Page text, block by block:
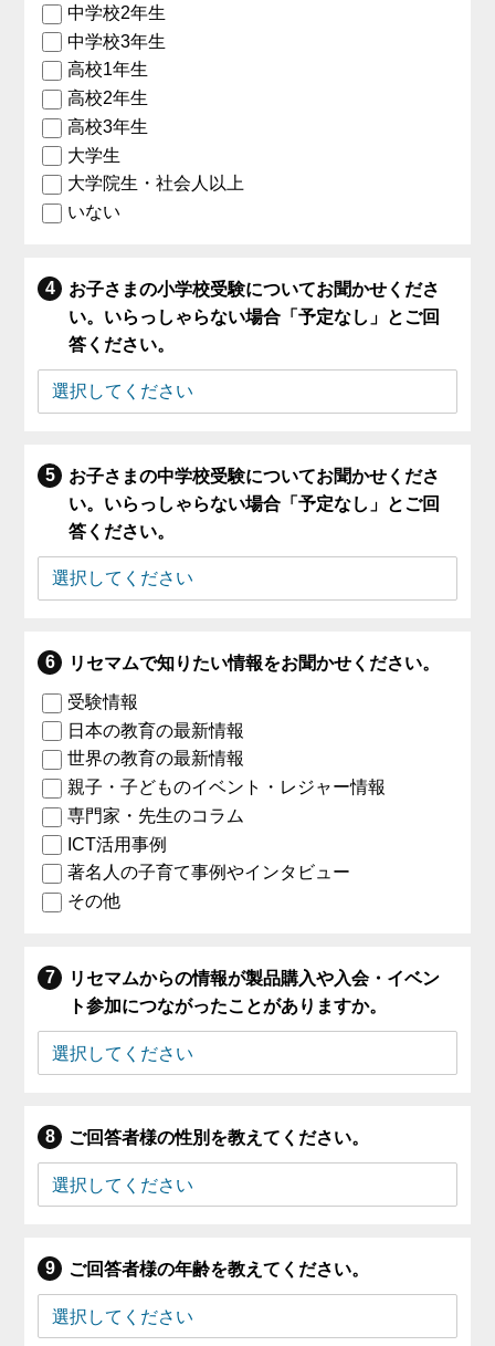
中学校2年生
中学校3年生
高校1年生
高校2年生
高校3年生
大学生
大学院生・社会人以上
いない
お子さまの小学校受験についてお聞かせくださ
い。いらっしゃらない場合「予定なし」とご回
答ください。
お子さまの中学校受験についてお聞かせくださ
い。いらっしゃらない場合「予定なし」とご回
答ください。
リセマムで知りたい情報をお聞かせください。
受験情報
日本の教育の最新情報
世界の教育の最新情報
親子・子どものイベント・レジャー情報
専門家・先生のコラム
ICT活用事例
著名人の子育て事例やインタビュー
その他
リセマムからの情報が製品購入や入会・イベン
ト参加につながったことがありますか。
ご回答者様の性別を教えてください。
ご回答者様の年齢を教えてください。